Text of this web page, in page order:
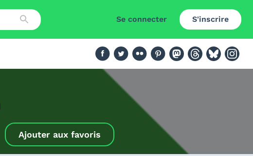
Se connecter S'inscrire
Ajouter aux favoris